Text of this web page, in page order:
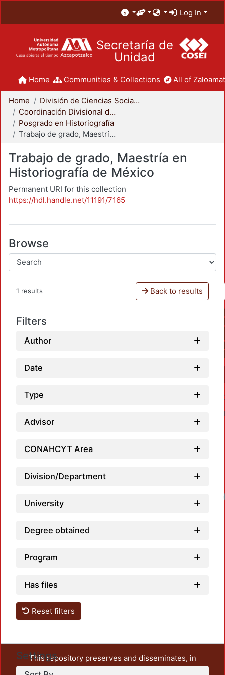
Log In
Secretaría de
Unidad
Home Communities & Collections All of
Home
División de Ciencias Sociales y Humanidades
Coordinación Divisional de Posgrado
Posgrado en Historiografía
Trabajo de grado, Maestría en Historiografía de México
Trabajo de grado, Maestría en
Historiografía de México
Permanent URI for this collection
https://hdl.handle.net/11191/7165
Browse
1 results Back to results
Filters
Author
Date
Type
Advisor
CONAHCYT Area
Division/Department
University
Degree obtained
Program
Has files
Reset filters
Settings
This repository preserves and disseminates, in
unrestricted open access, the teaching and research